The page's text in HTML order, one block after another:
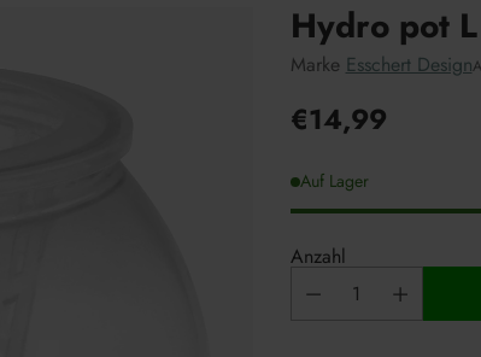
Hydro pot L
Marke Esschert Design
Unverbindliche
€14,99
Auf Lager
Anzahl